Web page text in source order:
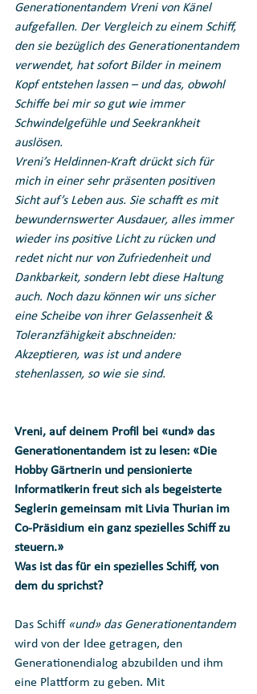
Generationentandem Vreni von Känel
aufgefallen. Der Vergleich zu einem Schiff,
den sie bezüglich des Generationentandem
verwendet, hat sofort Bilder in meinem
Kopf entstehen lassen – und das, obwohl
Schiffe bei mir so gut wie immer
Schwindelgefühle und Seekrankheit
auslösen.
Vreni’s Heldinnen-Kraft drückt sich für
mich in einer sehr präsenten positiven
Sicht auf’s Leben aus. Sie schafft es mit
bewundernswerter Ausdauer, alles immer
wieder ins positive Licht zu rücken und
redet nicht nur von Zufriedenheit und
Dankbarkeit, sondern lebt diese Haltung
auch. Noch dazu können wir uns sicher
eine Scheibe von ihrer Gelassenheit &
Toleranzfähigkeit abschneiden:
Akzeptieren, was ist und andere
stehenlassen, so wie sie sind.
Vreni, auf deinem Profil bei «und» das
Generationentandem ist zu lesen: «Die
Hobby Gärtnerin und pensionierte
Informatikerin freut sich als begeisterte
Seglerin gemeinsam mit Livia Thurian im
Co-Präsidium ein ganz spezielles Schiff zu
steuern.»
Was ist das für ein spezielles Schiff, von
dem du sprichst?
Das Schiff «und» das Generationentandem
wird von der Idee getragen, den
Generationendialog abzubilden und ihm
eine Plattform zu geben. Mit